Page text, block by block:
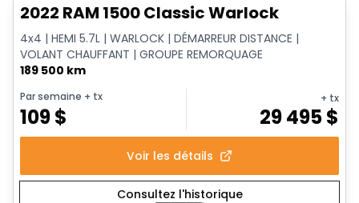
2022 RAM 1500 Classic Warlock
4x4 | HEMI 5.7L | WARLOCK | DÉMARREUR DISTANCE |
VOLANT CHAUFFANT | GROUPE REMORQUAGE
189 500 km
Par semaine + tx
109$
+ tx
29 495$
Voir les détails
Consultez l'historique